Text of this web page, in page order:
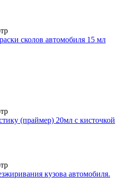
сколов автомобиля 15 мл
(праймер) 20мл с кисточкой
кузова автомобиля.